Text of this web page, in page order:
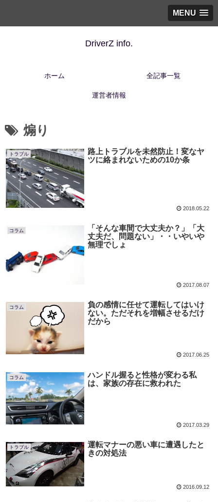
MENU
DriverZ info.
ホーム 全記事一覧
運営者情報
煽り
トラブル
路上トラブルを未然防止！変なヤ
ツに絡まれないための10か条
2018.05.22
コラム
「そんな車間で大丈夫か？」「大
丈夫だ、問題ない」・・いやいや
無理でしょ
2017.08.07
コラム
負の感情に任せて運転してはいけ
ない。ただそれを増幅させるだけ
だから
2017.06.25
コラム
ハンドル握ると性格が変わる私
は、家族の存在に救われた
2017.03.29
トラブル
運転マナーの悪い車に遭遇したと
きの対処法
2016.09.12